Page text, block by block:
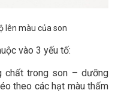
lên màu của son
vào 3 yếu tố:
chất trong son – dưỡng
theo các hạt màu thấm